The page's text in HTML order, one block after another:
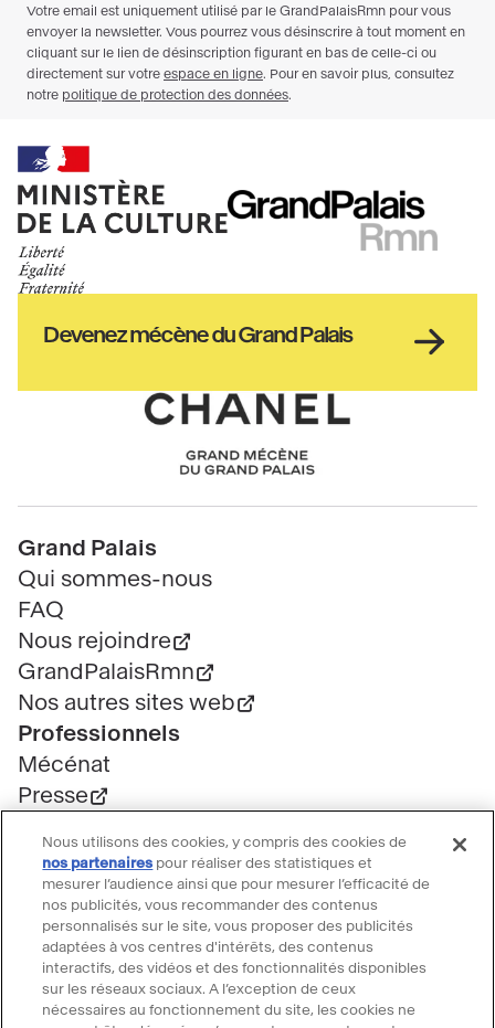
Ministère
de
la
Haut
de
Devenez mécène du Grand Palais
Chanel
Pied
de
page
Grand Palais
Qui sommes-nous
FAQ
Nous rejoindre
GrandPalaisRmn
Nos autres sites web
Professionnels
Mécénat
Presse
Location d'espaces
Billetterie
Billetterie groupe
Service client
FAQ Billetterie
CGV
Nous utilisons des cookies, y compris des cookies de
nos partenaires pour réaliser des statistiques et
mesurer l’audience ainsi que pour mesurer l’efficacité de
nos publicités, vous recommander des contenus
personnalisés sur le site, vous proposer des publicités
adaptées à vos centres d'intérêts, des contenus
interactifs, des vidéos et des fonctionnalités disponibles
sur les réseaux sociaux. A l’exception de ceux
nécessaires au fonctionnement du site, les cookies ne